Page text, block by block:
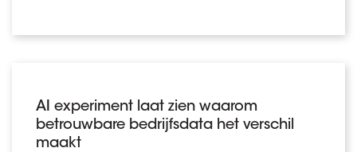
AI experiment laat zien waarom
betrouwbare bedrijfsdata het verschil
maakt